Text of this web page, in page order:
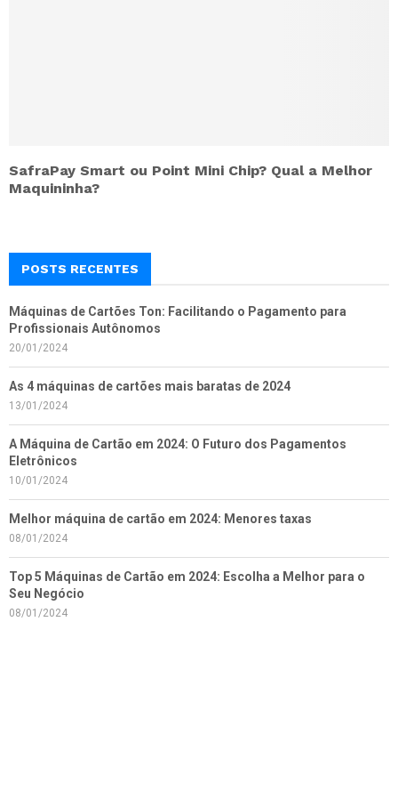
SafraPay Smart ou Point Mini Chip? Qual a Melhor
Maquininha?
POSTS RECENTES
Máquinas de Cartões Ton: Facilitando o Pagamento para
Profissionais Autônomos
20/01/2024
As 4 máquinas de cartões mais baratas de 2024
13/01/2024
A Máquina de Cartão em 2024: O Futuro dos Pagamentos
Eletrônicos
10/01/2024
Melhor máquina de cartão em 2024: Menores taxas
08/01/2024
Top 5 Máquinas de Cartão em 2024: Escolha a Melhor para o
Seu Negócio
08/01/2024